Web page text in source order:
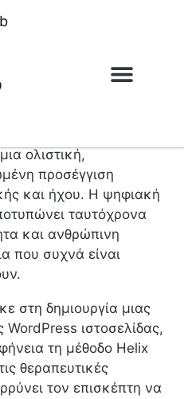
Music
για
Παρουσίαση της
ολιστική,
προσέγγιση
και ήχου. Η ψηφιακή
ταυτόχρονα
και ανθρώπινη
που συχνά είναι
στη δημιουργία μιας
ιστοσελίδας,
τη μέθοδο Helix
θεραπευτικές
τον επισκέπτη να